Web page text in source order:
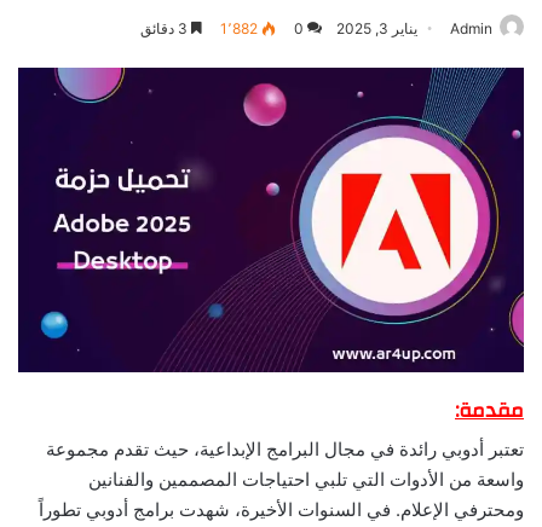
Admin يناير 3, 2025 0 1٬882
مقدمة:
تعتبر أدوبي رائدة في مجال البرامج الإبداعية، حيث تقدم مجموعة
واسعة من الأدوات التي تلبي احتياجات المصممين والفنانين
ومحترفي الإعلام. في السنوات الأخيرة، شهدت برامج أدوبي تطوراً